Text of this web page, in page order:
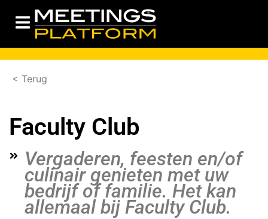
< Terug
Faculty Club
Vergaderen, feesten en/of
culinair genieten met uw
bedrijf of familie. Het kan
allemaal bij Faculty Club.